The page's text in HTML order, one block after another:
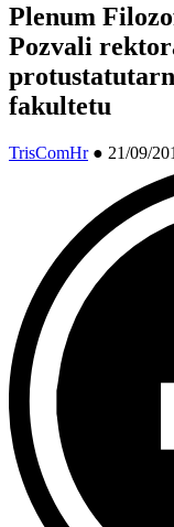
Plenum
Pozvali
fakultetu
TrisComHr● 21/09/